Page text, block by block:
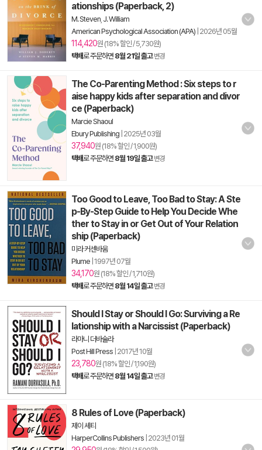
ationships (Paperback, 2)
M. Steven J. William
American Psychological Association (APA) 2026년 05월
114,420원 (18% 할인 / 5,730원)
택배로 주문하면 8월 21일 출고 변경
The Co-Parenting Method : Six steps to r
aise happy kids after separation and divor
ce (Paperback)
Marcie Shaoul
Ebury Publishing 2025년 03월
37,940원 (18% 할인 / 1,900원)
택배로 주문하면 8월 19일 출고 변경
Too Good to Leave, Too Bad to Stay: A Ste
p-By-Step Guide to Help You Decide Whe
ther to Stay in or Get Out of Your Relation
ship (Paperback)
미라 커센바움
Plume 1997년 07월
34,170원 (18% 할인 / 1,710원)
택배로 주문하면 8월 14일 출고 변경
Should I Stay or Should I Go: Surviving a Re
lationship with a Narcissist (Paperback)
라마니 더바술라
Post Hill Press 2017년 10월
23,780원 (18% 할인 / 1,190원)
택배로 주문하면 8월 14일 출고 변경
8 Rules of Love (Paperback)
제이 셰티
HarperCollins Publishers 2023년 01월